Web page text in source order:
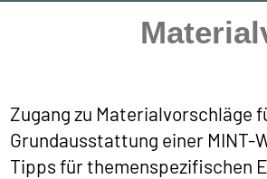
Zugang zu Materialvorschläge
Grundausstattung einer MINT-
Tipps für themenspezifischen